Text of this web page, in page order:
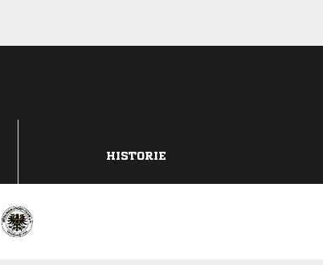
HISTORIE